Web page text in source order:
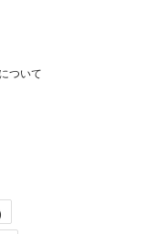
ついて